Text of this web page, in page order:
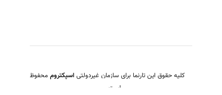
کلیه حقوق این تارنما برای سازمان غیردولتی اسپکتروم محفوظ
است